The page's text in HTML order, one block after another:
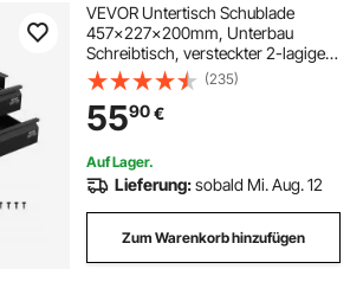
VEVOR Untertisch Schublade
457x227x200mm, Unterbau
Schreibtisch, versteckter 2-lagiger
Aufbewahrungs-Organizer,
Bleistiftschublade unter dem Tisch
für Sitz-Steh-Arbeitsplätze zu
Hause
(235)
5590€
Auf Lager.
Lieferung:sobald Mi. Aug. 12
Zum Warenkorb hinzufügen